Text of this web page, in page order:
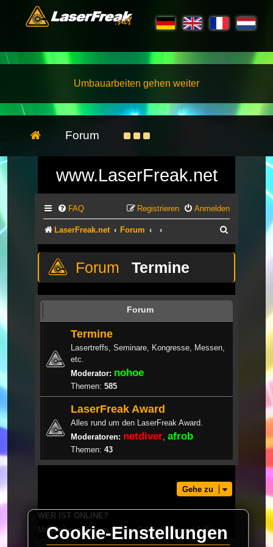
Umbauarbeiten gehen weiter
Forum
www.LaserFreak.net
FAQ Anmelden
Registrieren
LaserFreak.net Forum
Termine
Forum
Termine
Lasertreffs, Seminare, Kongresse, Messen,
etc.
Moderator: nohoe
Themen: 585
LaserFreak Award
Alles rund um den LaserFreak Award.
Moderatoren: netdiver afrob
Themen: 43
Gehe zu
WER IST ONLINE?
Mitglieder in diesem Forum: 0 Mitglieder und 1 Gast
Cookie-Einstellungen